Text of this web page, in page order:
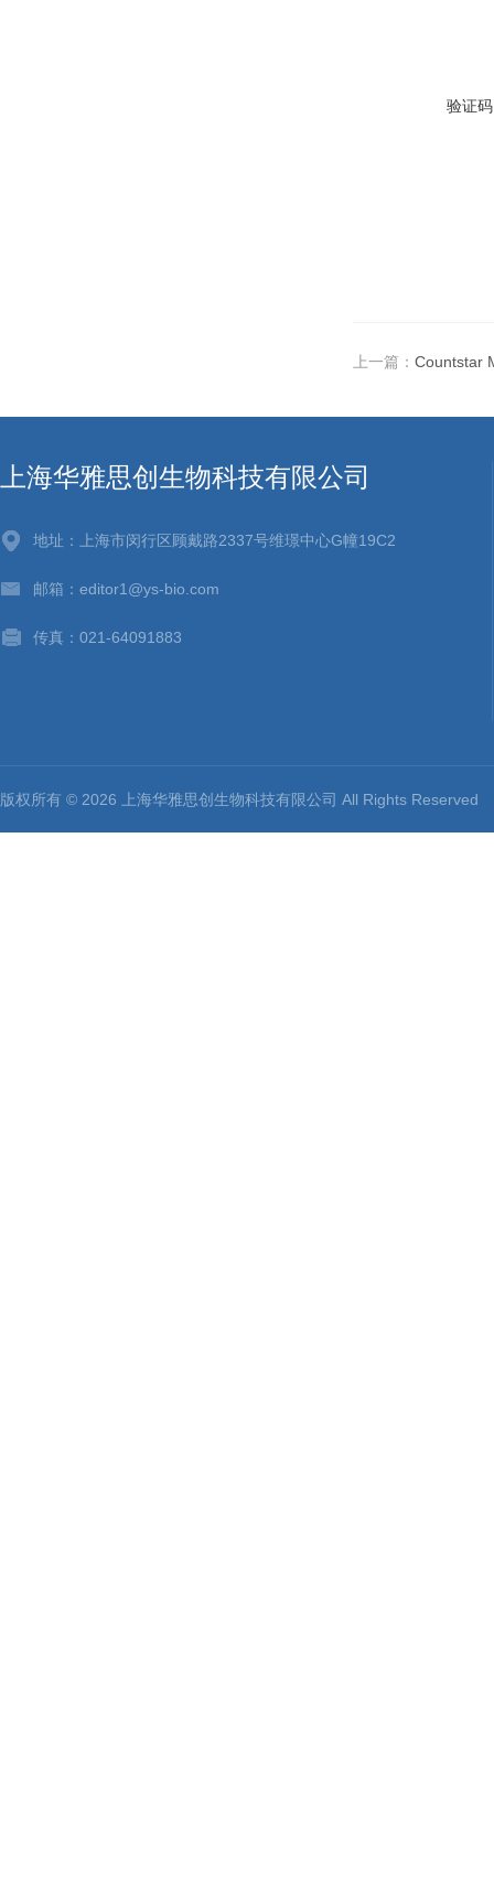
验证
上一篇： Countstar
上海华雅思创生物科技有限公司
地址：上海市闵行区顾戴路2337号维璟中心G幢19C2
邮箱：editor1@ys-bio.com
传真：021-64091883
版权所有 © 2026 上海华雅思创生物科技有限公司 All Rights